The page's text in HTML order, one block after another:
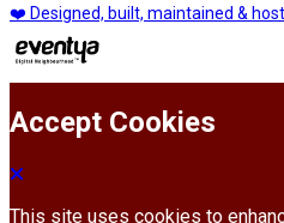
❤️ Designed, built, maintained &
Accept Cookies
This site uses cookies to